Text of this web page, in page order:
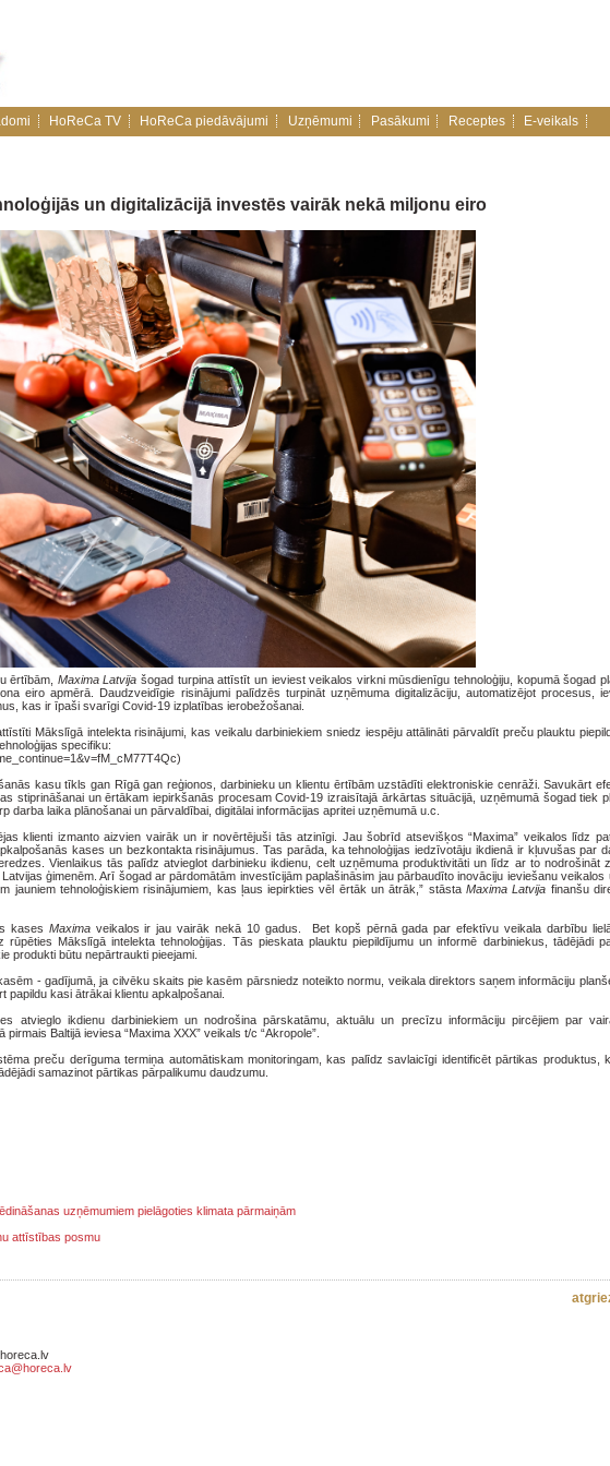
HoReCa TV HoReCa piedāvājumi Uzņēmumi Pasākumi Receptes E-veikals
un digitalizācijā investēs vairāk nekā miljonu eiro
ērtībām, Maxima Latvija šogad turpina attīstīt un ieviest veikalos virkni mūsdienīgu tehnoloģiju, kopumā šogad
eiro apmērā. Daudzveidīgie risinājumi palīdzēs turpināt uzņēmuma digitalizāciju, automatizējot procesus,
kas ir īpaši svarīgi Covid-19 izplatības ierobežošanai.
Mākslīgā intelekta risinājumi, kas veikalu darbiniekiem sniedz iespēju attālināti pārvaldīt preču plauktu
specifiku:
kasu tīkls gan Rīgā gan reģionos, darbinieku un klientu ērtībām uzstādīti elektroniskie cenrāži. Savukārt
stiprināšanai un ērtākam iepirkšanās procesam Covid-19 izraisītajā ārkārtas situācijā, uzņēmumā šogad tiek
darba laika plānošanai un pārvaldībai, digitālai informācijas apritei uzņēmumā u.c.
klienti izmanto aizvien vairāk un ir novērtējuši tās atzinīgi. Jau šobrīd atsevišķos “Maxima” veikalos līdz
kases un bezkontakta risinājumus. Tas parāda, ka tehnoloģijas iedzīvotāju ikdienā ir kļuvušas par
Vienlaikus tās palīdz atvieglot darbinieku ikdienu, celt uzņēmuma produktivitāti un līdz ar to nodrošināt
ģimenēm. Arī šogad ar pārdomātām investīcijām paplašināsim jau pārbaudīto inovāciju ieviešanu veikalos
jauniem tehnoloģiskiem risinājumiem, kas ļaus iepirkties vēl ērtāk un ātrāk,” stāstaMaxima Latvija finanšu
kases Maximaveikalos ir jau vairāk nekā 10 gadus. Bet kopš pērnā gada par efektīvu veikala darbību
rūpēties Mākslīgā intelekta tehnoloģijas. Tās pieskata plauktu piepildījumu un informē darbiniekus, tādējādi
produkti būtu nepārtraukti pieejami.
- gadījumā, ja cilvēku skaits pie kasēm pārsniedz noteikto normu, veikala direktors saņem informāciju
papildu kasi ātrākai klientu apkalpošanai.
atvieglo ikdienu darbiniekiem un nodrošina pārskatāmu, aktuālu un precīzu informāciju pircējiem par
Baltijā ieviesa “Maxima XXX” veikals t/c “Akropole”.
preču derīguma termiņa automātiskam monitoringam, kas palīdz savlaicīgi identificēt pārtikas produktus,
samazinot pārtikas pārpalikumu daudzumu.
uzņēmumiem pielāgoties klimata pārmaiņām
attīstības posmu